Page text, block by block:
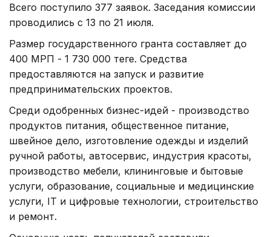
Всего поступило 377 заявок. Заседания комиссии
проводились с 13 по 21 июля.
Размер государственного гранта составляет до
400 МРП - 1 730 000 теңге. Средства
предоставляются на запуск и развитие
предпринимательских проектов.
Среди одобренных бизнес-идей - производство
продуктов питания, общественное питание,
швейное дело, изготовление одежды и изделий
ручной работы, автосервис, индустрия красоты,
производство мебели, клининговые и бытовые
услуги, образование, социальные и медицинские
услуги, IT и цифровые технологии, строительство
и ремонт.